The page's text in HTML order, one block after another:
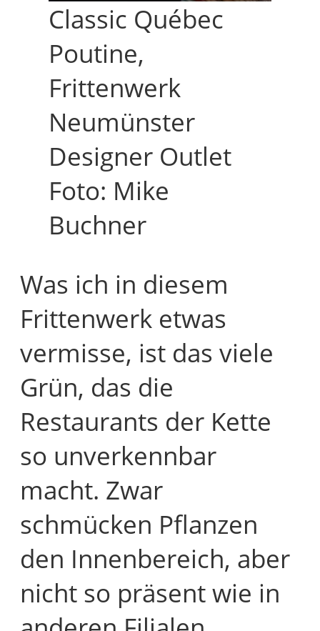
Classic Québec
Poutine,
Frittenwerk
Neumünster
Designer Outlet
Foto: Mike
Buchner
Was ich in diesem
Frittenwerk etwas
vermisse, ist das viele
Grün, das die
Restaurants der Kette
so unverkennbar
macht. Zwar
schmücken Pflanzen
den Innenbereich, aber
nicht so präsent wie in